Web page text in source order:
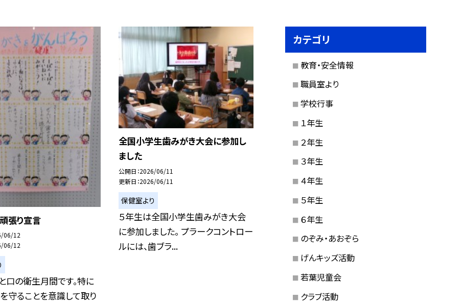
張り宣言
06/12
06/12
口の衛生月間です。特に
守ることを意識して取り
全国小学生歯みがき大会に参加し
ました
公開日 2026/06/11
更新日 2026/06/11
保健室より
５年生は全国小学生歯みがき大会
に参加しました。 プラークコントロー
ルには、歯ブラ...
カテゴリ
教育・安全情報
職員室より
学校行事
１年生
２年生
３年生
４年生
５年生
６年生
のぞみ・あおぞら
げんキッズ活動
若葉児童会
クラブ活動